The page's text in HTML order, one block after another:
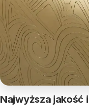
Najwyższa jakość